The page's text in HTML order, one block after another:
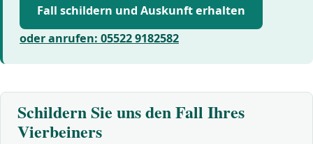
Fall schildern und Auskunft erhalten
oder anrufen: 05522 9182582
Schildern Sie uns den Fall Ihres
Vierbeiners